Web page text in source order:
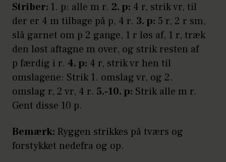
Striber: 1. p: alle m r. 2. p: 4 r, strik vr, til
der er 4 m tilbage på p, 4 r. 3. p: 5 r, 2 r sm,
slå garnet om p 2 gange, 1 r løs af, 1 r, træk
den løst aftagne m over, og strik resten af
p færdig i r. 4. p: 4 r, strik vr hen til
omslagene: Strik 1. omslag vr, og 2.
omslag r, 2 vr, 4 r. 5.-10. p: Strik alle m r.
Gent disse 10 p.
Bemærk: Ryggen strikkes på tværs og
forstykket nedefra og op.